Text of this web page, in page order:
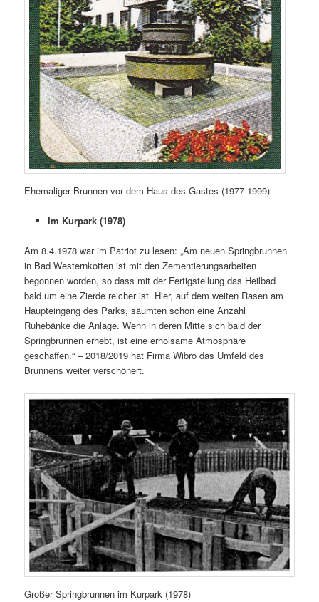
Ehemaliger Brunnen vor dem Haus des Gastes (1977-1999)
Im Kurpark (1978)
Am 8.4.1978 war im Patriot zu lesen: „Am neuen Springbrunnen
in Bad Westernkotten ist mit den Zementierungsarbeiten
begonnen worden, so dass mit der Fertigstellung das Heilbad
bald um eine Zierde reicher ist. Hier, auf dem weiten Rasen am
Haupteingang des Parks, säumten schon eine Anzahl
Ruhebänke die Anlage. Wenn in deren Mitte sich bald der
Springbrunnen erhebt, ist eine erholsame Atmosphäre
geschaffen.“ – 2018/2019 hat Firma Wibro das Umfeld des
Brunnens weiter verschönert.
Großer Springbrunnen im Kurpark (1978)